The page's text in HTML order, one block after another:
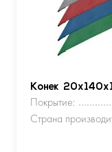
Конек
Покрытие:
Страна